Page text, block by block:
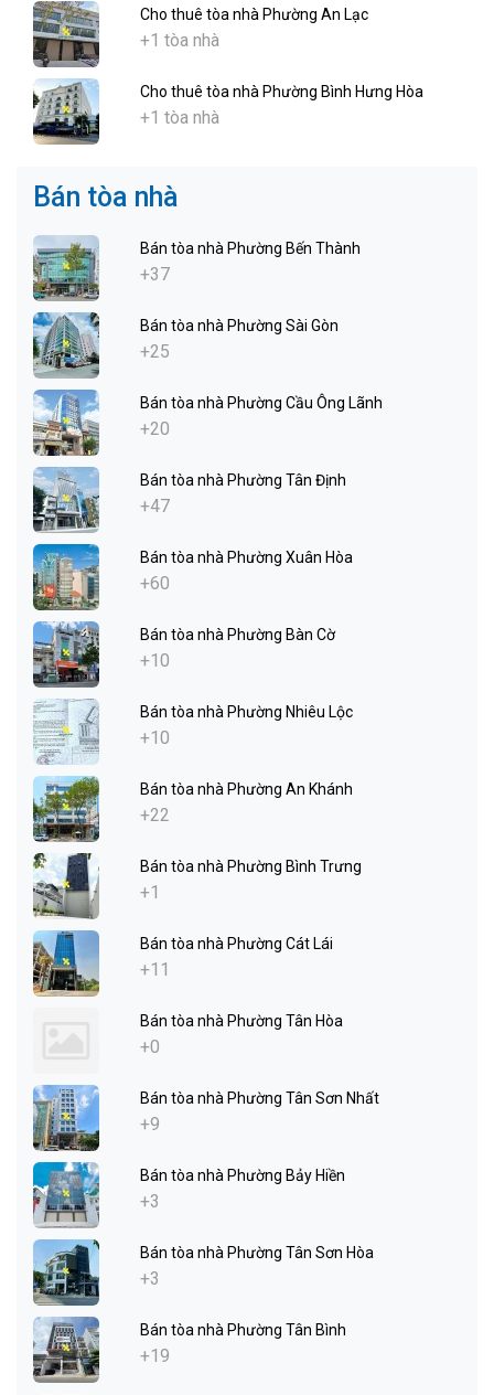
Cho thuê tòa nhà Phường An Lạc
+1 tòa nhà
Cho thuê tòa nhà Phường Bình Hưng Hòa
+1 tòa nhà
Bán tòa nhà
Bán tòa nhà Phường Bến Thành
+37
Bán tòa nhà Phường Sài Gòn
+25
Bán tòa nhà Phường Cầu Ông Lãnh
+20
Bán tòa nhà Phường Tân Định
+47
Bán tòa nhà Phường Xuân Hòa
+60
Bán tòa nhà Phường Bàn Cờ
+10
Bán tòa nhà Phường Nhiêu Lộc
+10
Bán tòa nhà Phường An Khánh
+22
Bán tòa nhà Phường Bình Trưng
+1
Bán tòa nhà Phường Cát Lái
+11
Bán tòa nhà Phường Tân Hòa
+0
Bán tòa nhà Phường Tân Sơn Nhất
+9
Bán tòa nhà Phường Bảy Hiền
+3
Bán tòa nhà Phường Tân Sơn Hòa
+3
Bán tòa nhà Phường Tân Bình
+19